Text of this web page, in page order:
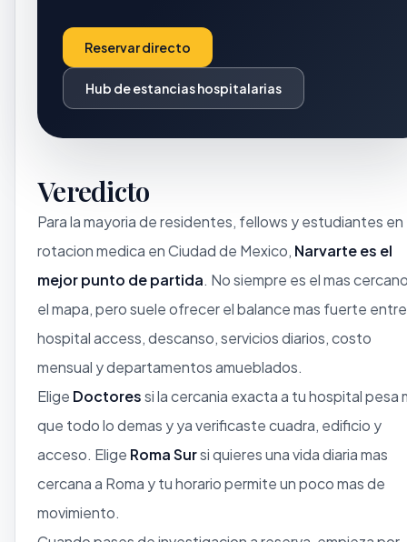
Reservar directo
Hub de estancias hospitalarias
Veredicto
Para la mayoria de residentes, fellows y estudiantes en
rotacion medica en Ciudad de Mexico, Narvarte es el
mejor punto de partida. No siempre es el mas
el mapa, pero suele ofrecer el balance mas fuerte entre
hospital access, descanso, servicios diarios, costo
mensual y departamentos amueblados.
Elige Doctoressi la cercania exacta a tu hospital pesa
que todo lo demas y ya verificaste cuadra, edificio y
acceso. Elige Roma Sursi quieres una vida diaria mas
cercana a Roma y tu horario permite un poco mas de
movimiento.